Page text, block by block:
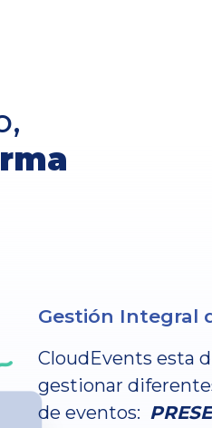
Gestión Integral
CloudEvents esta
gestionar
de eventos: